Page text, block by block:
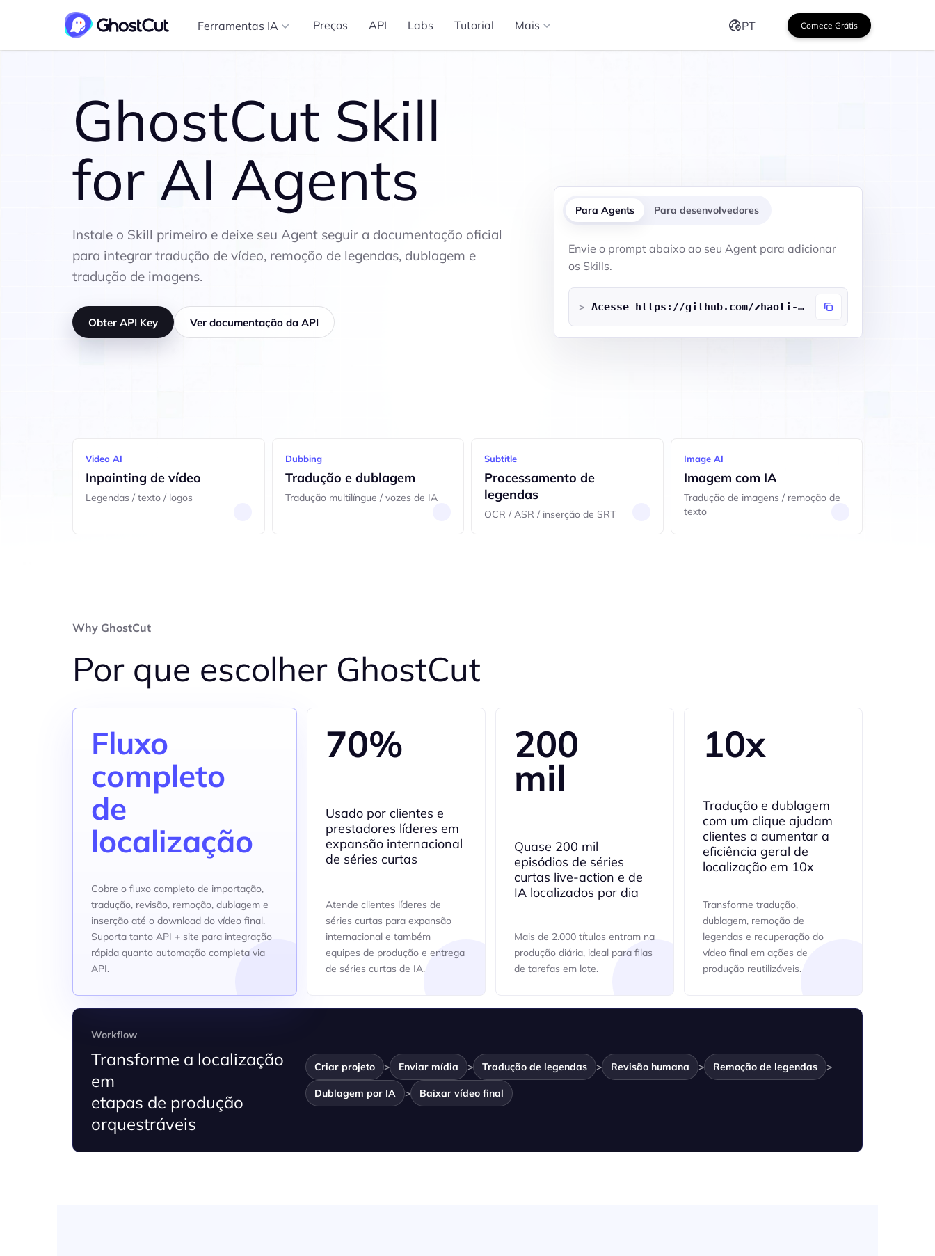
Ferramentas IA Preços API Labs Tutorial Mais PT Comece Grátis
GhostCut Skill
for AI Agents
Instale o Skill primeiro e deixe seu Agent seguir a documentação oficial
para integrar tradução de vídeo, remoção de legendas, dublagem e
tradução de imagens.
Obter API Key Ver documentação da API
Para Agents Para desenvolvedores
Envie o prompt abaixo ao seu Agent para adicionar
os Skills.
> Acesse https://github.com/zhaoli-ai/GhostCut-ai/blob/main/skills.md e siga as instruções para instalar o GhostCut Skill para mim.
Video AI
Inpainting de vídeo
Legendas / texto / logos
Dubbing
Tradução e dublagem
Tradução multilíngue / vozes de IA
Subtitle
Processamento de
legendas
OCR / ASR / inserção de SRT
Image AI
Imagem com IA
Tradução de imagens / remoção de
texto
Why GhostCut
Por que escolher GhostCut
Fluxo
completo
de
localização
Cobre o fluxo completo de importação,
tradução, revisão, remoção, dublagem e
inserção até o download do vídeo final.
Suporta tanto API + site para integração
rápida quanto automação completa via
API.
70%
Usado por clientes e
prestadores líderes em
expansão internacional
de séries curtas
Atende clientes líderes de
séries curtas para expansão
internacional e também
equipes de produção e entrega
de séries curtas de IA.
200
mil
Quase 200 mil
episódios de séries
curtas live-action e de
IA localizados por dia
Mais de 2.000 títulos entram na
produção diária, ideal para filas
de tarefas em lote.
10x
Tradução e dublagem
com um clique ajudam
clientes a aumentar a
eficiência geral de
localização em 10x
Transforme tradução,
dublagem, remoção de
legendas e recuperação do
vídeo final em ações de
produção reutilizáveis.
Workflow
Transforme a localização
em
etapas de produção
orquestráveis
Criar projeto > Enviar mídia > Tradução de legendas > Revisão humana > Remoção de legendas >
Dublagem por IA > Baixar vídeo final